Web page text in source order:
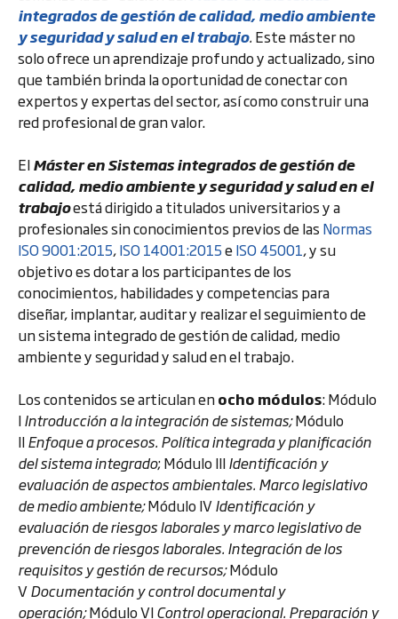
integrados de gestión de calidad, medio ambiente
y seguridad y salud en el trabajo. Este máster no
solo ofrece un aprendizaje profundo y actualizado, sino
que también brinda la oportunidad de conectar con
expertos y expertas del sector, así como construir una
red profesional de gran valor.
ElMáster en Sistemas integrados de gestión de
calidad, medio ambiente y seguridad y salud en el
trabajoestá dirigido a titulados universitarios y a
profesionales sin conocimientos previos de las Normas
ISO 9001:2015,ISO 14001:2015eISO 45001, y su
objetivo es dotar a los participantes de los
conocimientos, habilidades y competencias para
diseñar, implantar, auditar y realizar el seguimiento de
un sistema integrado de gestión de calidad, medio
ambiente y seguridad y salud en el trabajo.
Los contenidos se articulan enocho módulos: Módulo
IIntroducción a la integración de sistemas;Módulo
IIEnfoque a procesos. Política integrada y planificación
del sistema integrado; Módulo IIIIdentificación y
evaluación de aspectos ambientales. Marco legislativo
de medio ambiente;Módulo IVIdentificación y
evaluación de riesgos laborales y marco legislativo de
prevención de riesgos laborales. Integración de los
requisitos y gestión de recursos;Módulo
VDocumentación y control documental y
operación;Módulo VIControl operacional. Preparación y